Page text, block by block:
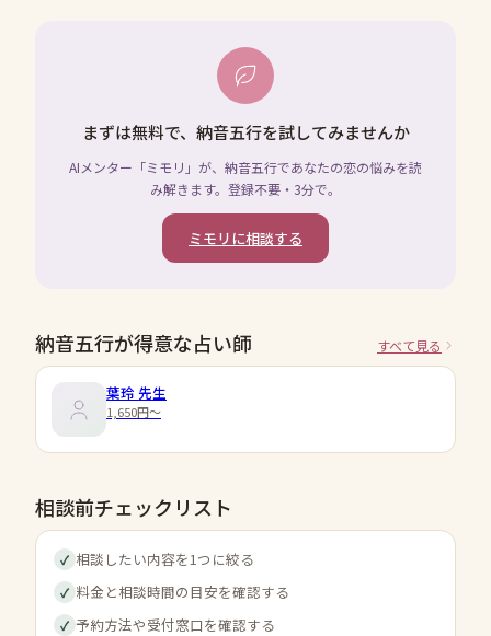
まずは無料で、納音五行を試してみませんか
AIメンター「ミモリ」が、納音五行であなたの恋の悩みを読
み解きます。登録不要・3分で。
ミモリに相談する
納音五行が得意な占い師 すべて見る
葉玲 先生
1,650円〜
相談前チェックリスト
✓ 相談したい内容を1つに絞る
✓ 料金と相談時間の目安を確認する
✓ 予約方法や受付窓口を確認する